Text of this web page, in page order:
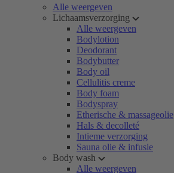
Alle weergeven
Lichaamsverzorging
Alle weergeven
Bodylotion
Deodorant
Bodybutter
Body oil
Cellulitis creme
Body foam
Bodyspray
Etherische & massageolie
Hals & decolleté
Intieme verzorging
Sauna olie & infusie
Body wash
Alle weergeven